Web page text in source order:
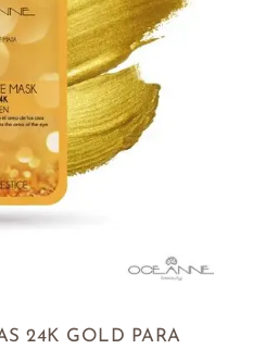
24K GOLD PARA